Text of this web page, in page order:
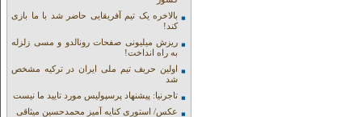
بالاخره یک تیم آفریقایی حاضر شد با ما بازی
کند!
ریزش میلیونی صفحات رونالدو و مسی زلزله
به راه انداخت!
اولین حریف تیم ملی ایران در ترکیه مشخص
شد
تاجرنیا: پیشنهاد پرسپولیس مورد تایید ما نیست
عکس/ استوری کنایه آمیز محمدحسین میثاقی